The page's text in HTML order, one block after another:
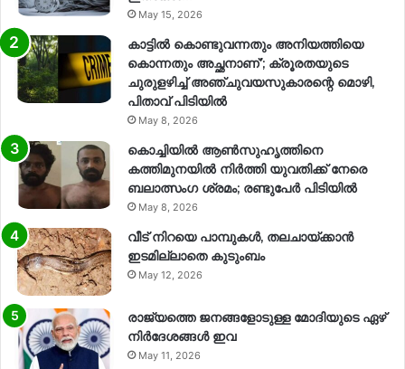
May 15, 2026
കാട്ടിൽ കൊണ്ടുവന്നതും അനിയത്തിയെ
കൊന്നതും അച്ഛനാണ്’; ക്രൂരതയുടെ
ചുരുളഴിച്ച് അഞ്ചുവയസുകാരന്റെ മൊഴി,
പിതാവ് പിടിയിൽ
May 8, 2026
കൊച്ചിയിൽ ആൺസുഹൃത്തിനെ
കത്തിമുനയിൽ നിർത്തി യുവതിക്ക് നേരെ
ബലാത്സംഗ​ ശ്രമം; രണ്ടുപേർ പിടിയിൽ
May 8, 2026
വീട് നിറയെ പാമ്പുകൾ, തലചായ്ക്കാൻ
ഇടമില്ലാതെ കുടുംബം
May 12, 2026
രാജ്യത്തെ ജനങ്ങളോടുള്ള മോദിയുടെ ഏഴ്
നിര്‍ദേശങ്ങള്‍ ഇവ
May 11, 2026